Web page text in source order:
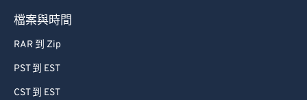
檔案與時間
RAR 到 Zip
PST 到 EST
CST 到 EST